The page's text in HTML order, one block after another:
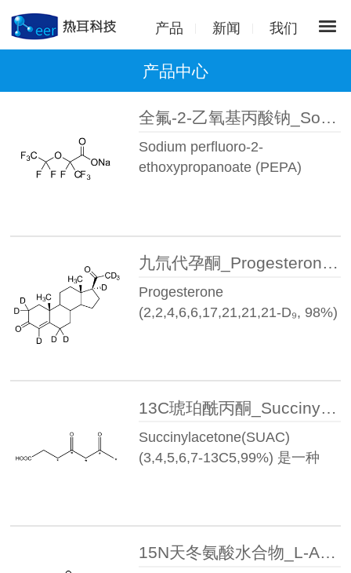
产品 新闻 我们
产品中心
全氟-2-乙氧基丙酸钠_Sodium perfluoro-2-ethoxypropanoate (PEPA) (unlabeled) 50 µg/m
Sodium perfluoro-2-
ethoxypropanoate (PEPA)
九氘代孕酮_Progesterone(2,2,4,6,6,17α,21,21,21-D9,98%)丨15775-74-3
Progesterone
(2,2,4,6,6,17,21,21,21-D₉, 98%)
13C琥珀酰丙酮_Succinylacetone(SUAC)(3,4,5,6,7-13C5,99%)丨881835-86-5
Succinylacetone(SUAC)
(3,4,5,6,7-13C5,99%) 是一种
15N天冬氨酸水合物_L-Asparagine·H₂O(15N2,98%)丨287484-32-6